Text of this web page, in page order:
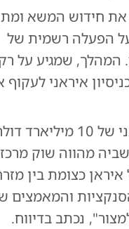
את חידוש המשא
על הפעלה רשמית של
המהלך, שמגיע על
איראני
על פי הדיווח האיראני, שתי המדינות הציבו יעד שאפתני של 10
פקיסטן עם 255 מיליון תושביה מהווה שוק
כצומת בין
והמאמצים
נכתב בדיווח.